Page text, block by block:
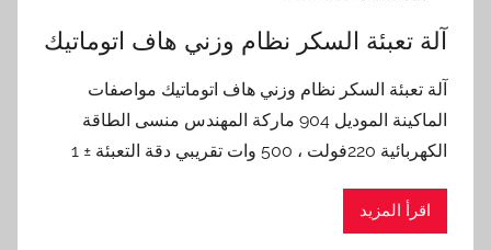
آلة تعبئة السكر نظام وزني هاف اتوماتيك
آلة تعبئة السكر نظام وزني هاف اتوماتيك مواصفات
الماكينة الموديل 904 ماركة المهندس منسى الطاقة
الكهربائية 220فولت ، 500 وات تقريبي دقة التعبئة ± 1
اقرأ المزيد